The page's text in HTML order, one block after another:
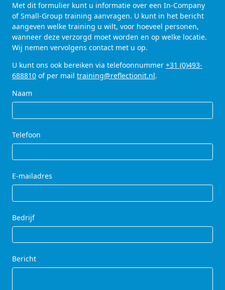
Met dit formulier kunt u informatie over een In-Company
of Small-Group training aanvragen. U kunt in het bericht
aangeven welke training u wilt, voor hoeveel personen,
wanneer deze verzorgd moet worden en op welke locatie.
Wij nemen vervolgens contact met u op.
U kunt ons ook bereiken via telefoonnummer +31 (0)493-
688810 of per mail training@reflectionit.nl.
Naam
Telefoon
E-mailadres
Bedrijf
Bericht